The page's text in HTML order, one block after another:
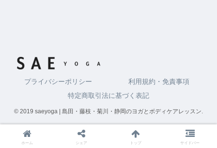
プライバシーポリシー
利用規約・免責事項
特定商取引法に基づく表記
© 2019 saeyoga | 島田・藤枝・菊川・静岡のヨガとボディケアレッスン.
ホーム シェア トップ サイドバー